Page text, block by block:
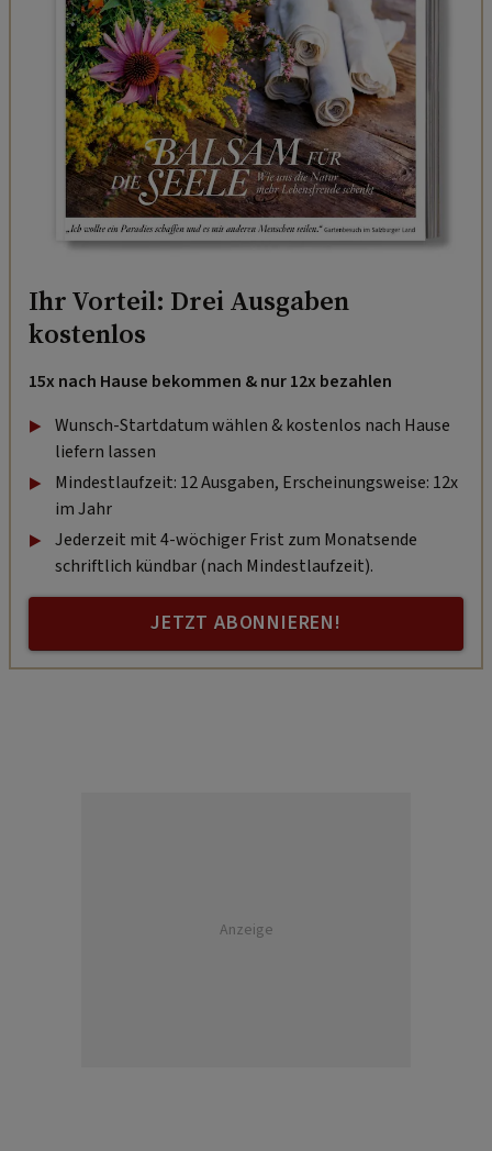
Ihr Vorteil: Drei Ausgaben
kostenlos
15x nach Hause bekommen & nur 12x bezahlen
Wunsch-Startdatum wählen & kostenlos nach Hause
liefern lassen
Mindestlaufzeit: 12 Ausgaben, Erscheinungsweise: 12x
im Jahr
Jederzeit mit 4-wöchiger Frist zum Monatsende
schriftlich kündbar (nach Mindestlaufzeit).
JETZT ABONNIEREN!
Anzeige